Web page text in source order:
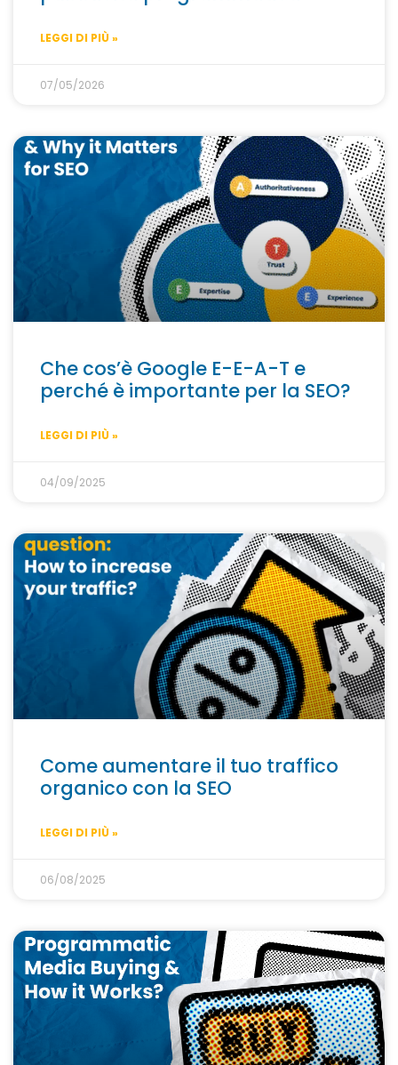
LEGGI DI PIÙ »
07/05/2026
Che cos’è Google E-E-A-T e
perché è importante per la SEO?
LEGGI DI PIÙ »
04/09/2025
Come aumentare il tuo traffico
organico con la SEO
LEGGI DI PIÙ »
06/08/2025